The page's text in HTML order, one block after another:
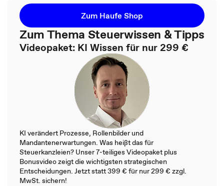
Zum Haufe Shop
Zum Thema Steuerwissen & Tipps
Videopaket: KI Wissen für nur 299 €
KI verändert Prozesse, Rollenbilder und
Mandantenerwartungen. Was heißt das für
Steuerkanzleien? Unser 7-teiliges Videopaket plus
Bonusvideo zeigt die wichtigsten strategischen
Entscheidungen. Jetzt statt 399 € für nur 299 € zzgl.
MwSt. sichern!